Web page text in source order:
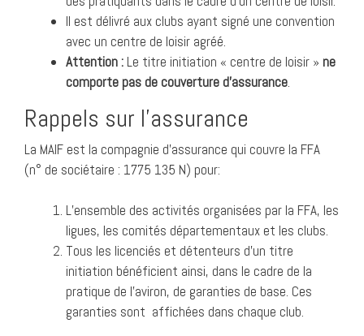
Il est délivré aux clubs ayant signé une convention
avec un centre de loisir agréé.
Attention : Le titre initiation « centre de loisir » ne
comporte pas de couverture d’assurance.
Rappels sur l’assurance
La MAIF est la compagnie d’assurance qui couvre la FFA
(n° de sociétaire : 1775 135 N) pour:
L’ensemble des activités organisées par la FFA, les
ligues, les comités départementaux et les clubs.
Tous les licenciés et détenteurs d’un titre
initiation bénéficient ainsi, dans le cadre de la
pratique de l’aviron, de garanties de base. Ces
garanties sont affichées dans chaque club.